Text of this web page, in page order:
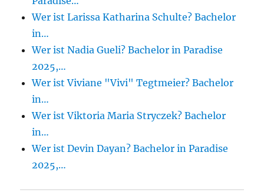
Wer ist Larissa Katharina Schulte? Bachelor
in…
Wer ist Nadia Gueli? Bachelor in Paradise
2025,…
Wer ist Viviane "Vivi" Tegtmeier? Bachelor
in…
Wer ist Viktoria Maria Stryczek? Bachelor
in…
Wer ist Devin Dayan? Bachelor in Paradise
2025,…